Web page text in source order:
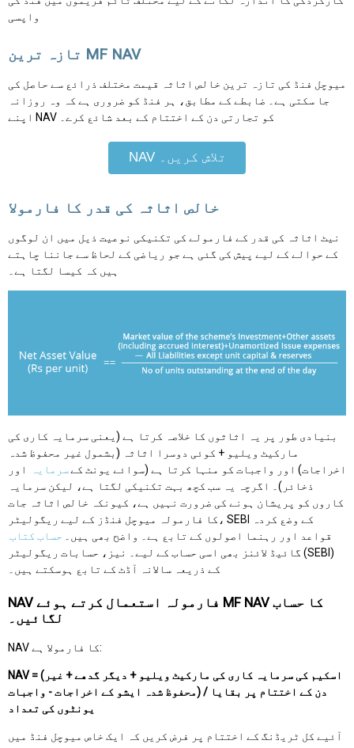
واپسی
تازہ ترین MF NAV
میوچل فنڈ کی تازہ ترین خالص اثاثہ قیمت مختلف ذرائع سے حاصل کی
جا سکتی ہے۔ ضابطے کے مطابق، ہر فنڈ کو ضروری ہے کہ وہ روزانہ
اپنے NAV کو تجارتی دن کے اختتام کے بعد شائع کرے۔
NAV تلاش کریں۔
خالص اثاثہ کی قدر کا فارمولا
نیٹ اثاثہ کی قدر کے فارمولے کی تکنیکی نوعیت ذیل میں ان لوگوں
کے حوالے کے لیے پیش کی گئی ہے جو ریاضی کے لحاظ سے جاننا چاہتے
ہیں کہ کیسا لگتا ہے۔
بنیادی طور پر یہ اثاثوں کا خلاصہ کرتا ہے (یعنی سرمایہ کاری کی
مارکیٹ ویلیو + کوئی دوسرا اثاثہ (بشمول غیر محفوظ شدہ
اخراجات) اور واجبات کو منہا کرتا ہے (سوائے یونٹ کےسرمایہ
اور
ذخائر)۔ اگرچہ یہ سب کچھ بہت تکنیکی لگتا ہے، لیکن سرمایہ
کاروں کو پریشان ہونے کی ضرورت نہیں ہے، کیونکہ خالص اثاثہ جات
کا فارمولہ میوچل فنڈز کے لیے ریگولیٹر، SEBI کے وضع کردہ
قواعد اور رہنما اصولوں کے تابع ہے۔ واضح بھی ہیں۔ حساب کتاب
گائیڈ لائنز بھی اسی حساب کے لیے۔ نیز، حسابات ریگولیٹر (SEBI)
کے ذریعہ سالانہ آڈٹ کے تابع ہوسکتے ہیں۔
NAV فارمولہ استعمال کرتے ہوئے MF NAV کا حساب
لگائیں۔
NAV کا فارمولا ہے:
NAV = (اسکیم کی سرمایہ کاری کی مارکیٹ ویلیو + دیگر گدھے + غیر
محفوظ شدہ ایشو کے اخراجات - واجبات) / دن کے اختتام پر بقایا
یونٹوں کی تعداد
آئیے کل ٹریڈنگ کے اختتام پر فرض کریں کہ ایک خاص میوچل فنڈ میں